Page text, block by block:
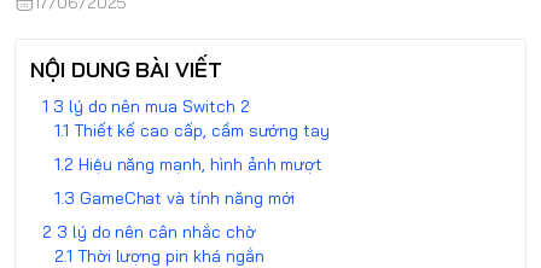
NỘI DUNG BÀI VIẾT
3 lý do nên mua Switch 2
Thiết kế cao cấp, cầm sướng tay
Hiệu năng mạnh, hình ảnh mượt
GameChat và tính năng mới
3 lý do nên cân nhắc chờ
Thời lượng pin khá ngắn